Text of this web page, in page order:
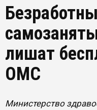
лишат
ОМС
Министерство